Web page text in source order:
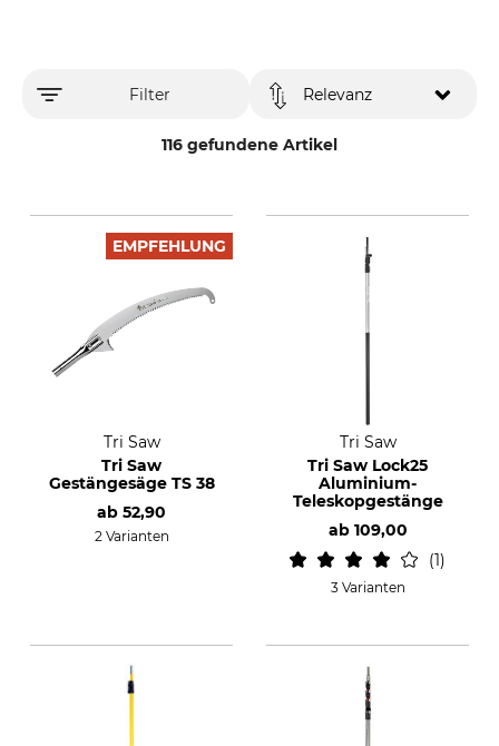
Filter
116 gefundene Artikel
Relevanz
EMPFEHLUNG
Tri Saw
Tri Saw
Gestängesäge TS 38
ab 52,90
2 Varianten
Tri Saw
Tri Saw Lock25
Aluminium-
Teleskopgestänge
ab 109,00
1
3 Varianten